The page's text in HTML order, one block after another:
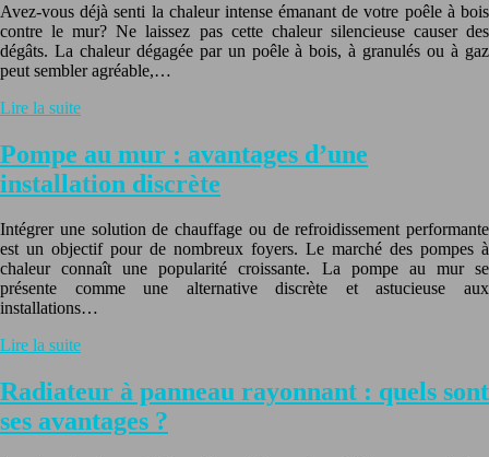
Avez-vous déjà senti la chaleur intense émanant de votre poêle à bois
contre le mur? Ne laissez pas cette chaleur silencieuse causer des
dégâts. La chaleur dégagée par un poêle à bois, à granulés ou à gaz
peut sembler agréable,…
Lire la suite
Pompe au mur : avantages d’une
installation discrète
Intégrer une solution de chauffage ou de refroidissement performante
est un objectif pour de nombreux foyers. Le marché des pompes à
chaleur connaît une popularité croissante. La pompe au mur se
présente comme une alternative discrète et astucieuse aux
installations…
Lire la suite
Radiateur à panneau rayonnant : quels sont
ses avantages ?